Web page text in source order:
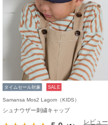
タイムセール対象 SALE
Samansa Mos2 Lagom（KIDS）
シュナウザー刺繍キャップ
レビュー